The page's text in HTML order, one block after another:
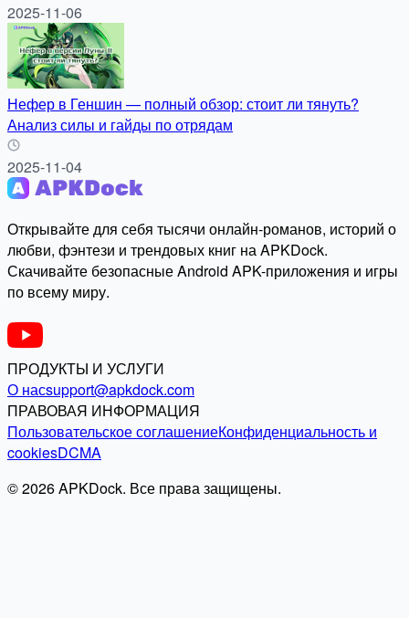
2025-11-06
Нефер в Геншин — полный обзор: стоит ли тянуть?
Анализ силы и гайды по отрядам
2025-11-04
Открывайте для себя тысячи онлайн-романов, историй о
любви, фэнтези и трендовых книг на APKDock.
Скачивайте безопасные Android APK-приложения и игры
по всему миру.
ПРОДУКТЫ И УСЛУГИ
О насsupport@apkdock.com
ПРАВОВАЯ ИНФОРМАЦИЯ
Пользовательское соглашениеКонфиденциальность и
cookiesDCMA
© 2026 APKDock. Все права защищены.